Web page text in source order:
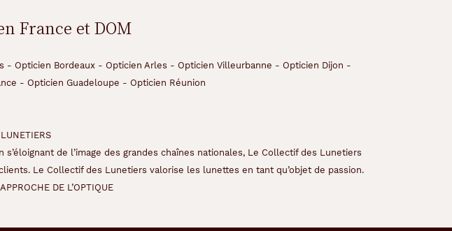
France et DOM
- Opticien Bordeaux - Opticien Arles - Opticien Villeurbanne - Opticien Dijon -
- Opticien Guadeloupe - Opticien Réunion
de l’image des grandes chaînes nationales, Le Collectif des Lunetiers
Le Collectif des Lunetiers valorise les lunettes en tant qu’objet de passion.
DE L’OPTIQUE